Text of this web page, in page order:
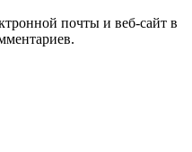
почты и веб-сайт в